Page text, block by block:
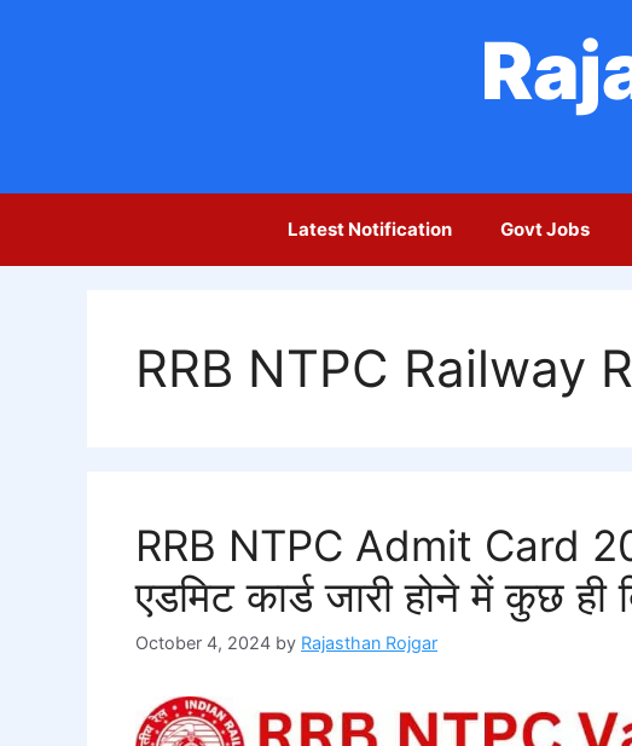
Latest Notification Govt Jobs
RRB NTPC Railway
RRB NTPC Admit Card
एडमिट कार्ड जारी होने में कुछ
October 4, 2024 by Rajasthan Rojgar